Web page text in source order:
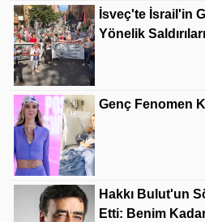
İsveç'te İsrail'in
Yönelik
Genç Fenomen
Hakkı Bulut'un
Etti: Benim